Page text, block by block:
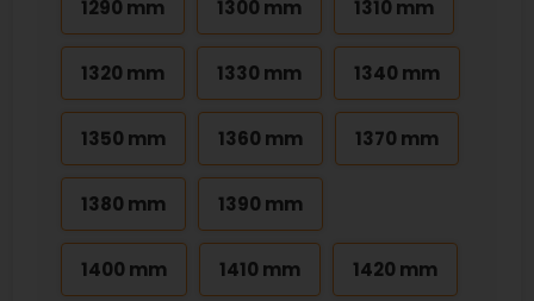
1290 mm 1300 mm 1310 mm
1320 mm 1330 mm 1340 mm
1350 mm 1360 mm 1370 mm
1380 mm 1390 mm
1400 mm 1410 mm 1420 mm